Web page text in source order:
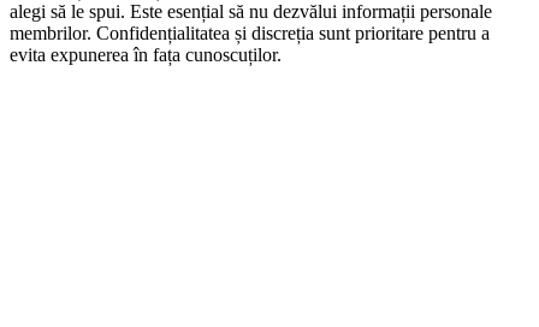
alegi să le spui. Este esențial să nu dezvălui informații personale
membrilor. Confidențialitatea și discreția sunt prioritare pentru a
evita expunerea în fața cunoscuților.